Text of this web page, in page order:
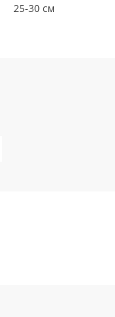
25-30 см